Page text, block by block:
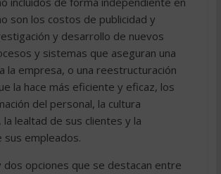
son los costos de publicidad y
y desarrollo de nuevos
y sistemas que aseguran una
la empresa, o una reestructuración
la hace más eficiente y eficaz, los
del personal, la cultura
la lealtad de sus clientes y la
sus empleados.
dos opciones que se destacan entre